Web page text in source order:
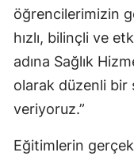
öğrencilerimizin
hızlı, bilinçli ve
adına Sağlık
olarak düzenli bir
veriyoruz.”
Eğitimlerin